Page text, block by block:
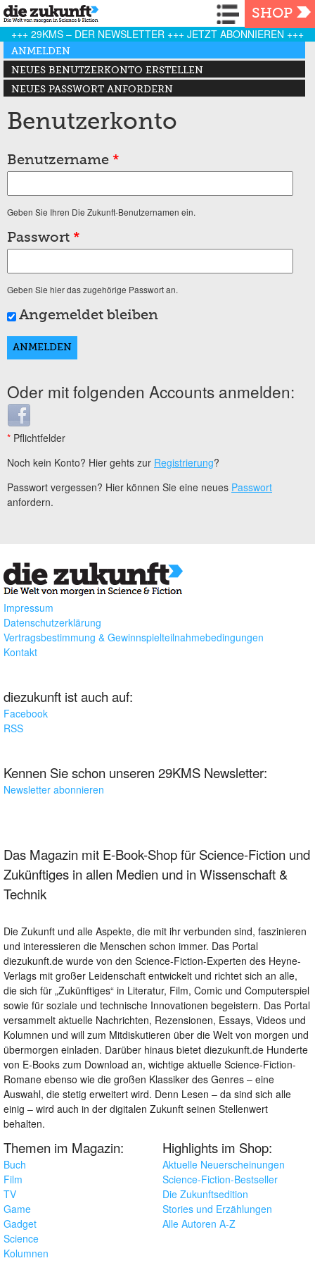
Navigation
SHOP
+++ 29KMS – DER NEWSLETTER +++ JETZT ABONNIEREN +++
Haupt-Reiter
ANMELDEN
(AKTIVER REITER)
NEUES BENUTZERKONTO ERSTELLEN
NEUES PASSWORT ANFORDERN
Benutzerkonto
Benutzername *
Geben Sie Ihren Die Zukunft-Benutzernamen ein.
Passwort *
Geben Sie hier das zugehörige Passwort an.
Angemeldet bleiben
Oder mit folgenden Accounts anmelden:
Login with Facebook
* Pflichtfelder
Noch kein Konto? Hier gehts zur Registrierung?
Passwort vergessen? Hier können Sie eine neues Passwort
anfordern.
Impressum
Datenschutzerklärung
Vertragsbestimmung & Gewinnspielteilnahmebedingungen
Kontakt
diezukunft ist auch auf:
Facebook
RSS
Kennen Sie schon unseren 29KMS Newsletter:
Newsletter abonnieren
Das Magazin mit E-Book-Shop für Science-Fiction und
Zukünftiges in allen Medien und in Wissenschaft &
Technik
Die Zukunft und alle Aspekte, die mit ihr verbunden sind, faszinieren
und interessieren die Menschen schon immer. Das Portal
diezukunft.de wurde von den Science-Fiction-Experten des Heyne-
Verlags mit großer Leidenschaft entwickelt und richtet sich an alle,
die sich für „Zukünftiges“ in Literatur, Film, Comic und Computerspiel
sowie für soziale und technische Innovationen begeistern. Das Portal
versammelt aktuelle Nachrichten, Rezensionen, Essays, Videos und
Kolumnen und will zum Mitdiskutieren über die Welt von morgen und
übermorgen einladen. Darüber hinaus bietet diezukunft.de Hunderte
von E-Books zum Download an, wichtige aktuelle Science-Fiction-
Romane ebenso wie die großen Klassiker des Genres – eine
Auswahl, die stetig erweitert wird. Denn Lesen – da sind sich alle
einig – wird auch in der digitalen Zukunft seinen Stellenwert
behalten.
Themen im Magazin:
Buch
Film
TV
Game
Gadget
Science
Kolumnen
Highlights im Shop:
Aktuelle Neuerscheinungen
Science-Fiction-Bestseller
Die Zukunftsedition
Stories und Erzählungen
Alle Autoren A-Z